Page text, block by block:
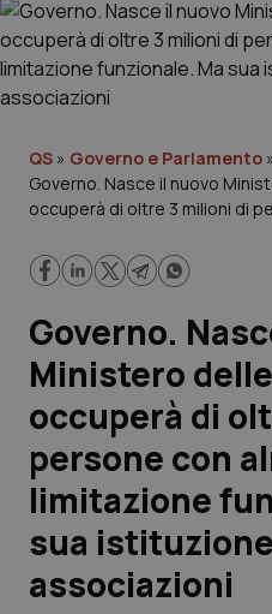
Cronache
Regioni e Asl
Lavoro e Professioni
Scienza e Farmaci
Studi e Analisi
Lettere al direttore
Edizioni Regionali
QS » Governo e Parlamento »
Governo. Nasce il nuovo
occuperà di oltre 3 milioni di
associazioni
Governo.
Ministero
occuperà di
persone con
limitazione
sua
associazioni